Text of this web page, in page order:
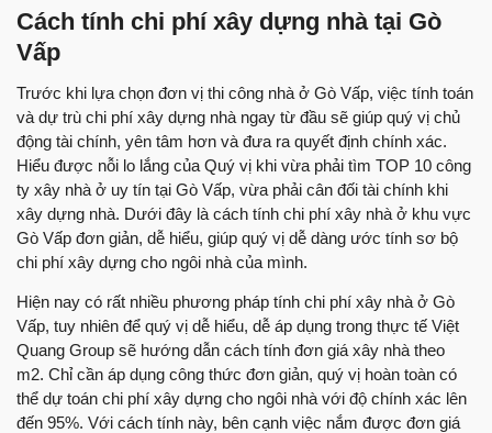
Cách tính chi phí xây dựng nhà tại Gò
Vấp
Trước khi lựa chọn đơn vị thi công nhà ở Gò Vấp, việc tính toán
và dự trù chi phí xây dựng nhà ngay từ đầu sẽ giúp quý vị chủ
động tài chính, yên tâm hơn và đưa ra quyết định chính xác.
Hiểu được nỗi lo lắng của Quý vị khi vừa phải tìm TOP 10 công
ty xây nhà ở uy tín tại Gò Vấp, vừa phải cân đối tài chính khi
xây dựng nhà. Dưới đây là cách tính chi phí xây nhà ở khu vực
Gò Vấp đơn giản, dễ hiểu, giúp quý vị dễ dàng ước tính sơ bộ
chi phí xây dựng cho ngôi nhà của mình.
Hiện nay có rất nhiều phương pháp tính chi phí xây nhà ở Gò
Vấp, tuy nhiên để quý vị dễ hiểu, dễ áp dụng trong thực tế Việt
Quang Group sẽ hướng dẫn cách tính đơn giá xây nhà theo
m2. Chỉ cần áp dụng công thức đơn giản, quý vị hoàn toàn có
thể dự toán chi phí xây dựng cho ngôi nhà với độ chính xác lên
đến 95%. Với cách tính này, bên cạnh việc nắm được đơn giá